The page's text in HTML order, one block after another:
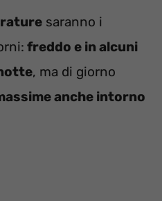
saranno i
freddo e in alcuni
, ma di giorno
anche intorno